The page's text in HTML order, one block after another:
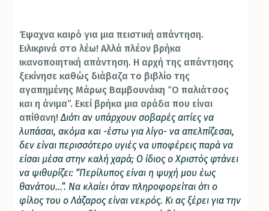
Έψαχνα καιρό για μια πειστική απάντηση.
Ειλικρινά στο λέω! Αλλά πλέον βρήκα
ικανοποιητική απάντηση. Η αρχή της απάντησης
ξεκίνησε καθώς διάβαζα το βιβλίο της
αγαπημένης Μάρως Βαμβουνάκη “Ο παλιάτσος
και η άνιμα”. Εκεί βρήκα μια αράδα που είναι
απίθανη!Διότι αν υπάρχουν σοβαρές αιτίες να
λυπάσαι, ακόμα και -έστω για λίγο- να απελπίζεσαι,
δεν είναι περισσότερο υγιές να υποφέρεις παρά να
είσαι μέσα στην καλή χαρά; Ο ίδιος ο Χριστός φτάνει
να ψιθυρίζει: “Περίλυπος είναι η ψυχή μου έως
θανάτου…”. Να κλαίει όταν πληροφορείται ότι ο
φίλος του ο Λάζαρος είναι νεκρός. Κι ας ξέρει για την